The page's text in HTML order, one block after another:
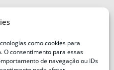
como cookies para
O consentimento para essas
de navegação ou IDs
Santa